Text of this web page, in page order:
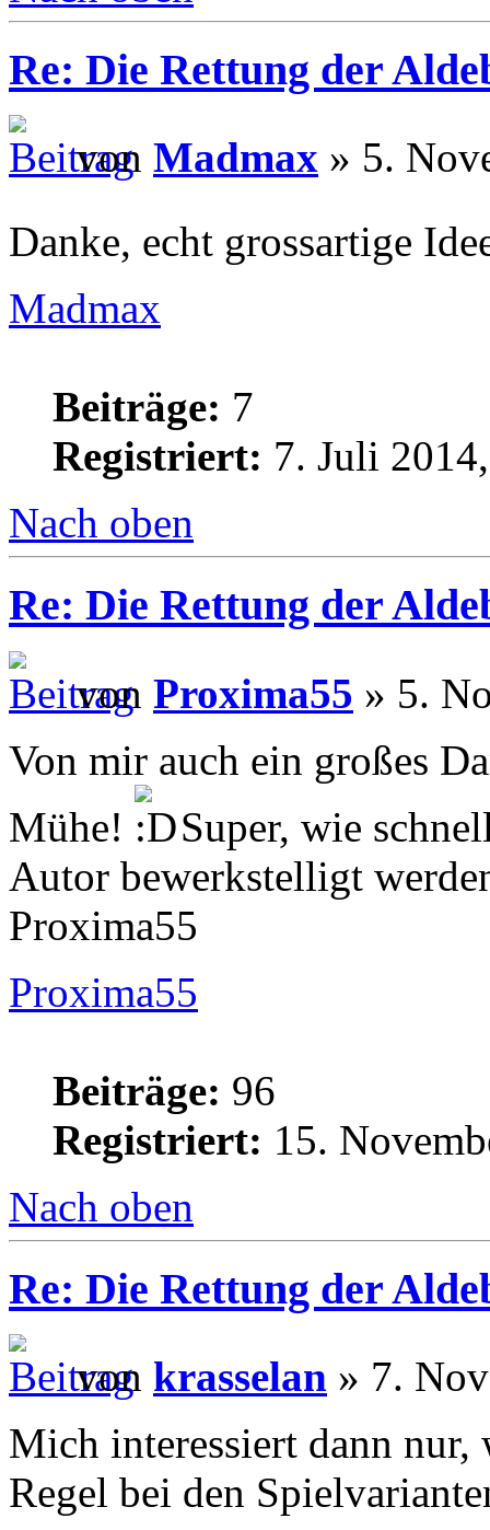
Re: Die Rettung der
von Madmax » 5.
Danke, echt grossartige
Madmax
Beiträge: 7
Registriert: 7. Juli
Nach oben
Re: Die Rettung der
von Proxima55 » 5.
Von mir auch ein großes
Mühe!
Super, wie
Autor bewerkstelligt
Proxima55
Proxima55
Beiträge: 96
Registriert: 15.
Nach oben
Re: Die Rettung der
von krasselan » 7.
Mich interessiert dann
Regel bei den